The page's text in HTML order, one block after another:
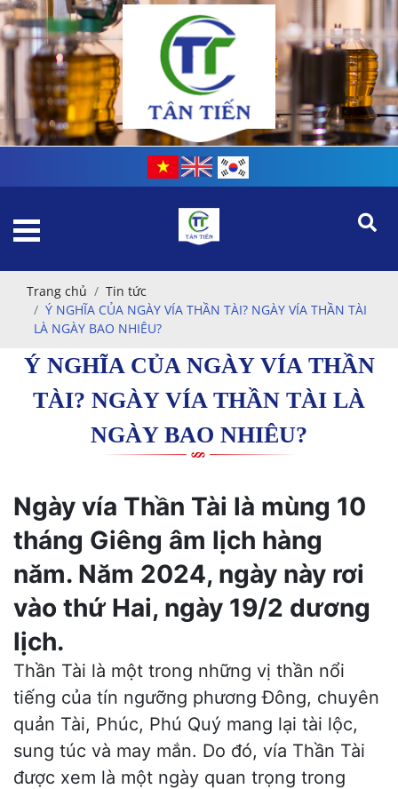
Trang chủ
Tin tức
Ý NGHĨA CỦA NGÀY VÍA THẦN TÀI? NGÀY VÍA THẦN TÀI
LÀ NGÀY BAO NHIÊU?
Ý NGHĨA CỦA NGÀY VÍA THẦN
TÀI? NGÀY VÍA THẦN TÀI LÀ
NGÀY BAO NHIÊU?
Ngày vía Thần Tài là mùng 10
tháng Giêng âm lịch hàng
năm. Năm 2024, ngày này rơi
vào thứ Hai, ngày 19/2 dương
lịch.
Thần Tài là một trong những vị thần nổi
tiếng của tín ngưỡng phương Đông, chuyên
quản Tài, Phúc, Phú Quý mang lại tài lộc,
sung túc và may mắn. Do đó, vía Thần Tài
được xem là một ngày quan trọng trong